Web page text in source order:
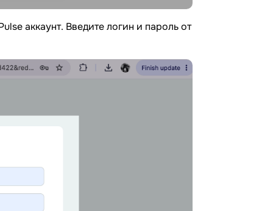
аккаунт. Введите логин и пароль от